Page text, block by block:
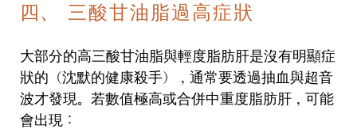
四、 三酸甘油脂過高症狀
大部分的高三酸甘油脂與輕度脂肪肝是沒有明顯症
狀的（沈默的健康殺手），通常要透過抽血與超音
波才發現。若數值極高或合併中重度脂肪肝，可能
會出現：